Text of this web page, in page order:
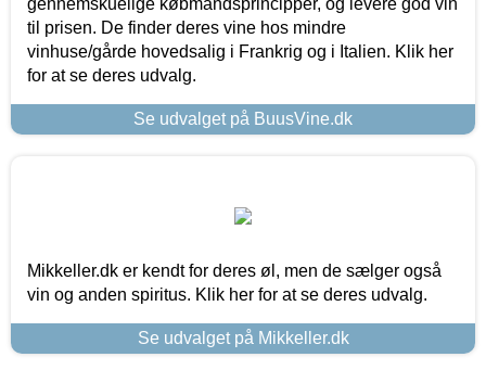
til prisen. De finder deres vine hos mindre
vinhuse/gårde hovedsalig i Frankrig og i Italien. Klik her
for at se deres udvalg.
Se udvalget på BuusVine.dk
Mikkeller.dk er kendt for deres øl, men de sælger også
vin og anden spiritus. Klik her for at se deres udvalg.
Se udvalget på Mikkeller.dk